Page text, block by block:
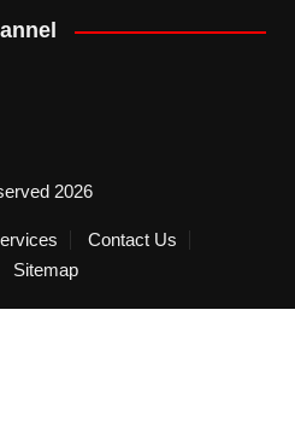
2026
Contact Us
Sitemap